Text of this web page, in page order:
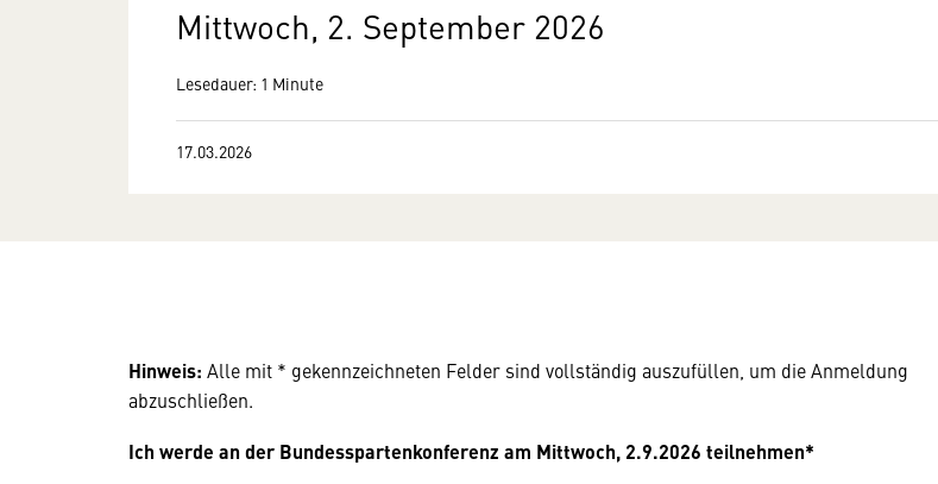
Mittwoch, 2. September 2026
Lesedauer: 1 Minute
17.03.2026
Hinweis: Alle mit * gekennzeichneten Felder sind vollständig auszufüllen, um die Anmeldung
abzuschließen.
Ich werde an der Bundesspartenkonferenz am Mittwoch, 2.9.2026 teilnehmen*